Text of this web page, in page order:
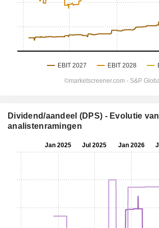
Dividend/aandeel (DPS) - Evolutie van
analistenramingen